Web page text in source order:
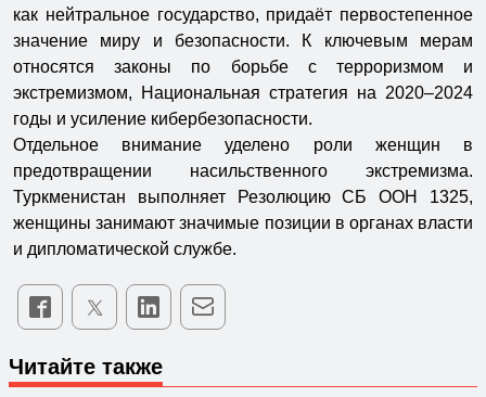
как нейтральное государство, придаёт первостепенное
значение миру и безопасности. К ключевым мерам
относятся законы по борьбе с терроризмом и
экстремизмом, Национальная стратегия на 2020–2024
годы и усиление кибербезопасности.
Отдельное внимание уделено роли женщин в
предотвращении насильственного экстремизма.
Туркменистан выполняет Резолюцию СБ ООН 1325,
женщины занимают значимые позиции в органах власти
и дипломатической службе.
Читайте также